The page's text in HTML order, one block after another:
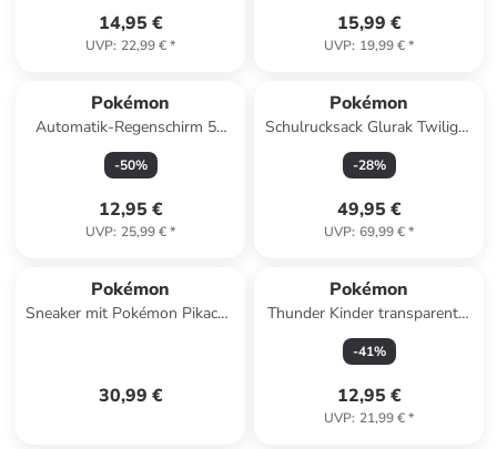
14,95 €
UVP: 22,99 €*
15,99 €
UVP: 19,99 €*
Pokémon
Automatik-Regenschirm 54
cm Stockschirm für Kinder
-50%
12,95 €
UVP: 25,99 €*
Pokémon
Schulrucksack Glurak Twilight
Champions
-28%
49,95 €
UVP: 69,99 €*
Pokémon
Sneaker mit Pokémon Pikachu
30,99 €
Pokémon
Thunder Kinder transparenter
Regenschirm Ø72 cm
-41%
12,95 €
UVP: 21,99 €*